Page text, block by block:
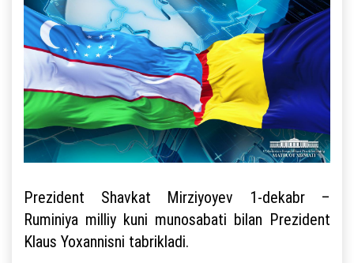
Prezident Shavkat Mirziyoyev 1-dekabr –
Ruminiya milliy kuni munosabati bilan Prezident
Klaus Yoxannisni tabrikladi.